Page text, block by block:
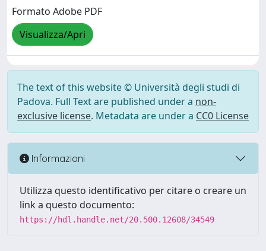
Formato Adobe PDF
Visualizza/Apri
The text of this website © Università degli studi di
Padova. Full Text are published under a non-
exclusive license. Metadata are under a CC0 License
Informazioni
Utilizza questo identificativo per citare o creare un
link a questo documento:
https://hdl.handle.net/20.500.12608/34549